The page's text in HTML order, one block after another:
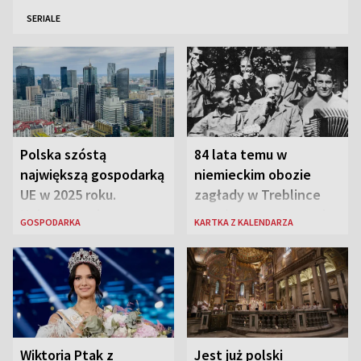
SERIALE
Polska szóstą
największą gospodarką
UE w 2025 roku.
Najnowsze dane
GOSPODARKA
84 lata temu w
niemieckim obozie
zagłady w Treblince
zmarł Janusz Korczak
KARTKA Z KALENDARZA
Wiktoria Ptak z
Jest już polski